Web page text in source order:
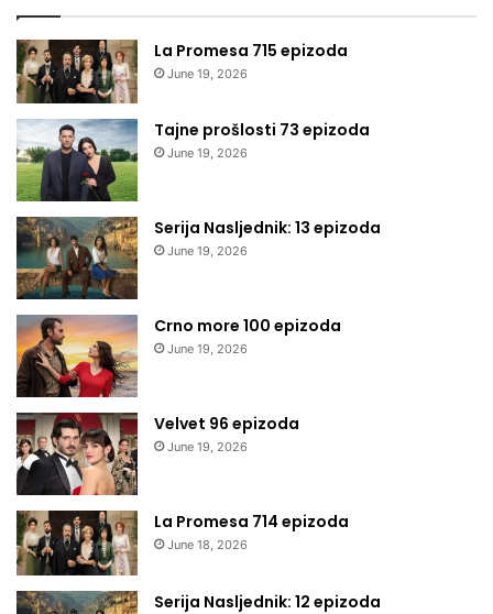
La Promesa 715 epizoda
June 19, 2026
Tajne prošlosti 73 epizoda
June 19, 2026
Serija Nasljednik: 13 epizoda
June 19, 2026
Crno more 100 epizoda
June 19, 2026
Velvet 96 epizoda
June 19, 2026
La Promesa 714 epizoda
June 18, 2026
Serija Nasljednik: 12 epizoda